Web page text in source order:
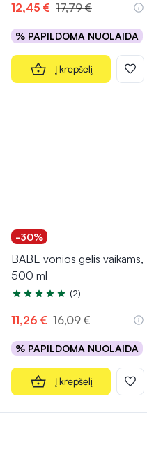
12,45 € 17,79 €
% PAPILDOMA NUOLAIDA
Į krepšelį
-30%
BABE vonios gelis vaikams,
500 ml
Įvertinimas 5.0 iš 5
(2)
11,26 € 16,09 €
% PAPILDOMA NUOLAIDA
Į krepšelį